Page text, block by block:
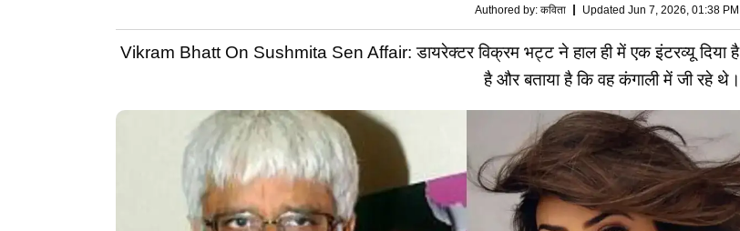
Authored by: कविता Updated Jun 7, 2026, 01:38 PM
Vikram Bhatt On Sushmita Sen Affair: डायरेक्टर विक्रम भट्ट ने हाल ही में एक इंटरव्यू दिया
है और बताया है कि वह कंगाली में जी रहे थे।